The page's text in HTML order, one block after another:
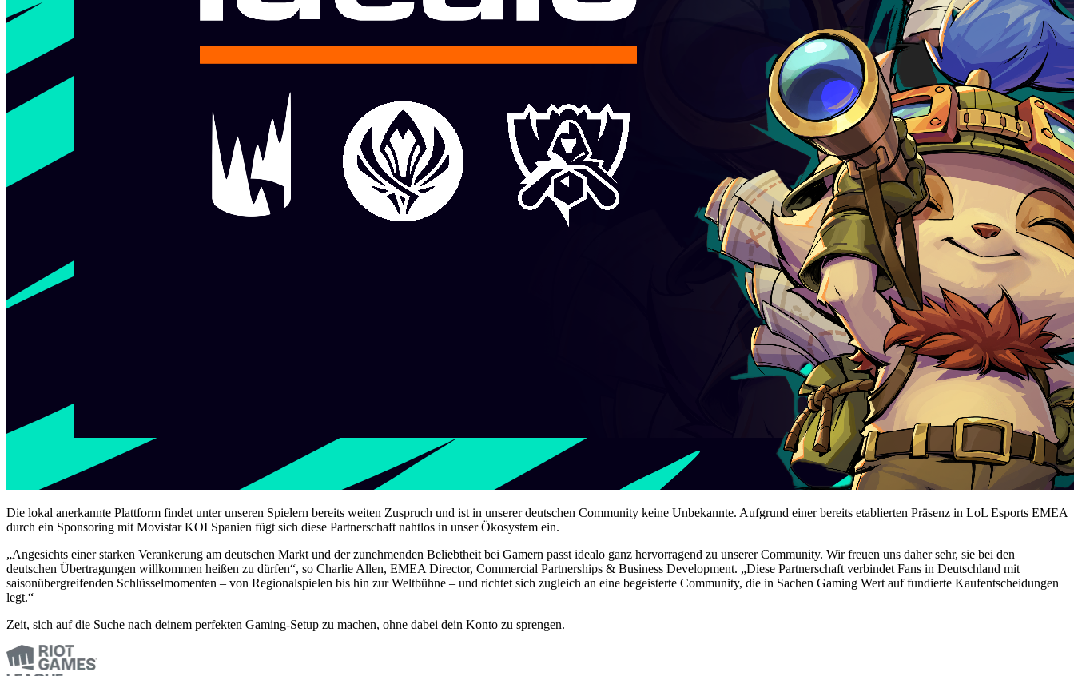
Die lokal anerkannte Plattform findet unter unseren Spielern bereits weiten Zuspruch und ist in unserer deutschen Community keine Unbekannte. Aufgrund einer bereits etablierten Präsenz in LoL Esports EMEA
durch ein Sponsoring mit Movistar KOI Spanien fügt sich diese Partnerschaft nahtlos in unser Ökosystem ein.
„Angesichts einer starken Verankerung am deutschen Markt und der zunehmenden Beliebtheit bei Gamern passt idealo ganz hervorragend zu unserer Community. Wir freuen uns daher sehr, sie bei den
deutschen Übertragungen willkommen heißen zu dürfen“, so Charlie Allen, EMEA Director, Commercial Partnerships & Business Development. „Diese Partnerschaft verbindet Fans in Deutschland mit
saisonübergreifenden Schlüsselmomenten – von Regionalspielen bis hin zur Weltbühne – und richtet sich zugleich an eine begeisterte Community, die in Sachen Gaming Wert auf fundierte Kaufentscheidungen
legt.“
Zeit, sich auf die Suche nach deinem perfekten Gaming-Setup zu machen, ohne dabei dein Konto zu sprengen.